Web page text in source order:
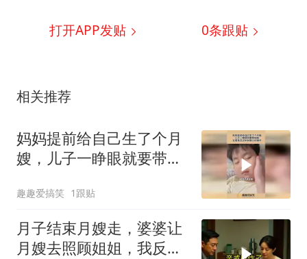
打开APP发贴 0条跟贴
相关推荐
妈妈提前给自己生了个月
嫂，儿子一睁眼就要带妹
的德华！
趣趣爱搞笑 1跟贴
月子结束月嫂走，婆婆让
月嫂去照顾姐姐，我反问